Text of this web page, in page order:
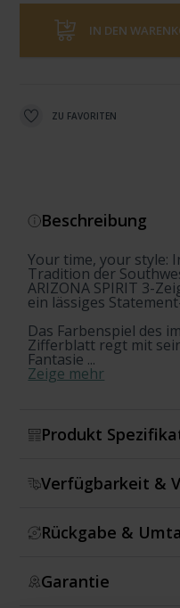
IN DEN
ZU FAVORITEN
Beschreibung
Your time, your style:
Tradition der
ARIZONA SPIRIT 3-
ein lässiges
Das Farbenspiel des
Zifferblatt regt mit
Fantasie ...
Zeige mehr
Produkt
Verfügbarkeit &
Rückgabe &
Garantie